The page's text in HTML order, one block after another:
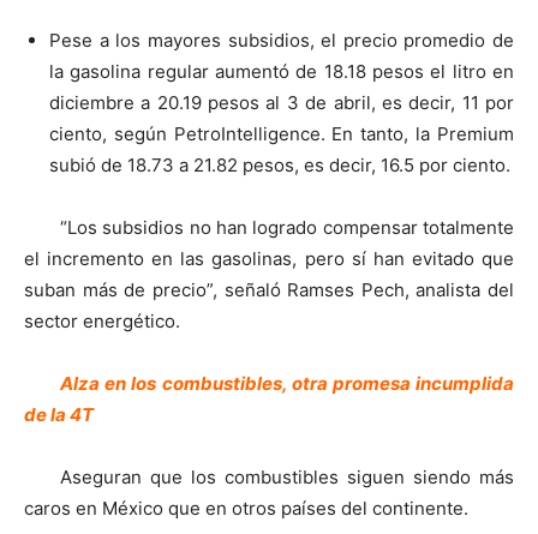
Pese a los mayores subsidios, el precio promedio de
la gasolina regular aumentó de 18.18 pesos el litro en
diciembre a 20.19 pesos al 3 de abril, es decir, 11 por
ciento, según PetroIntelligence. En tanto, la Premium
subió de 18.73 a 21.82 pesos, es decir, 16.5 por ciento.
“Los subsidios no han logrado compensar totalmente
el incremento en las gasolinas, pero sí han evitado que
suban más de precio”, señaló Ramses Pech, analista del
sector energético.
Alza en los combustibles, otra promesa incumplida
de la 4T
Aseguran que los combustibles siguen siendo más
caros en México que en otros países del continente.